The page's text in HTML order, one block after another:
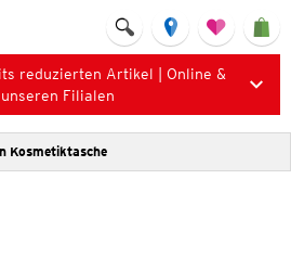
reduzierten Artikel | Online &
Filialen
Kosmetiktasche